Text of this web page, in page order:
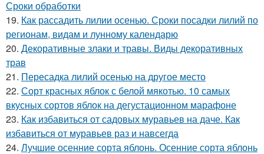
Сроки обработки
19. Как рассадить лилии осенью. Сроки посадки лилий по
регионам, видам и лунному календарю
20. Декоративные злаки и травы. Виды декоративных
трав
21. Пересадка лилий осенью на другое место
22. Сорт красных яблок с белой мякотью. 10 самых
вкусных сортов яблок на дегустационном марафоне
23. Как избавиться от садовых муравьев на даче. Как
избавиться от муравьев раз и навсегда
24. Лучшие осенние сорта яблонь. Осенние сорта яблонь